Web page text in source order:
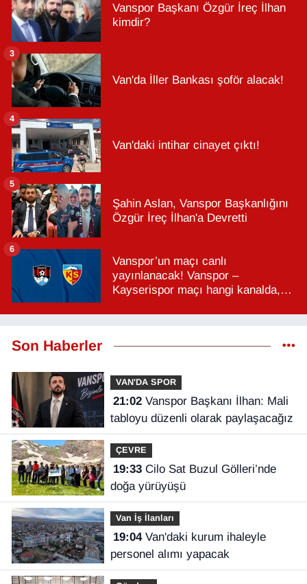
Vanspor Başkanı Özgür İreç İlhan
kimdir?
Van'da İller Bankası şoför alacak!
3
Van'daki intihar cinayet çıktı!
4
Şahin Aslan, Vanspor Başkanlığını
Özgür İreç İlhan'a Devretti
5
Vanspor’un maçı canlı
yayınlanacak! Vanspor –
Kayserispor maçı hangi kanalda,
6
Son Haberler
VAN'DA SPOR
21:02Vanspor Başkanı İlhan: Mali
tabloyu düzenli olarak paylaşacağız
ÇEVRE
19:33Cilo Sat Buzul Gölleri’nde
doğa yürüyüşü
Van İş İlanları
19:04Van'daki kurum ihaleyle
personel alımı yapacak